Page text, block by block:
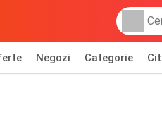
Negozi Categorie